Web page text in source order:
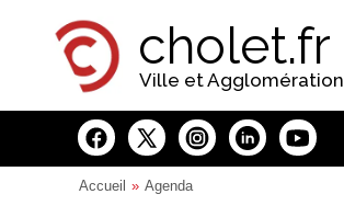
cholet.fr
Ville et Agglomération
Accueil Agenda